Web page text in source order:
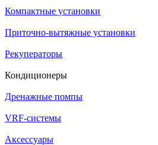
Компактные установки
Приточно-вытяжные установки
Рекуператоры
Кондиционеры
Дренажные помпы
VRF-системы
Аксессуары